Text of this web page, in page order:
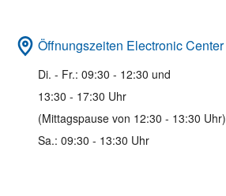
Öffnungszeiten Electronic Center
Di. - Fr.: 09:30 - 12:30 und
13:30 - 17:30 Uhr
(Mittagspause von 12:30 - 13:30 Uhr)
Sa.: 09:30 - 13:30 Uhr